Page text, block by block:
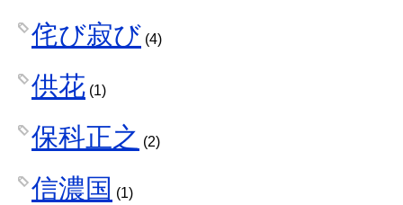
侘び寂び (4)
供花 (1)
保科正之 (2)
信濃国 (1)